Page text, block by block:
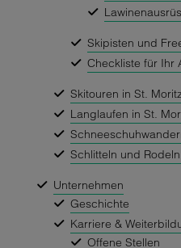
Skipisten und
Checkliste für Ihr
Skitouren in St.
Langlaufen in St.
Schlitteln und
Unternehmen
Geschichte
Karriere &
Offene Stellen